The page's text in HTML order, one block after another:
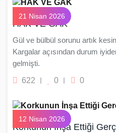
21 Nisan 2026
HAK VE GAK
Gül ve bülbül sorunu artık
Kargalar açısından durum
gelmişti.
622
0 0
12 Nisan 2026
Korkunun İnşa Ettiği